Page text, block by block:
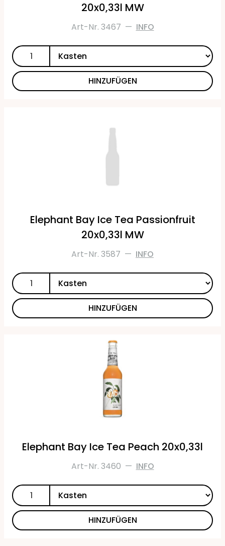
20x0,33l MW
Art-Nr. 3467 — INFO
HINZUFÜGEN
Elephant Bay Ice Tea Passionfruit
20x0,33l MW
Art-Nr. 3587 — INFO
HINZUFÜGEN
Elephant Bay Ice Tea Peach 20x0,33l
Art-Nr. 3460 — INFO
HINZUFÜGEN